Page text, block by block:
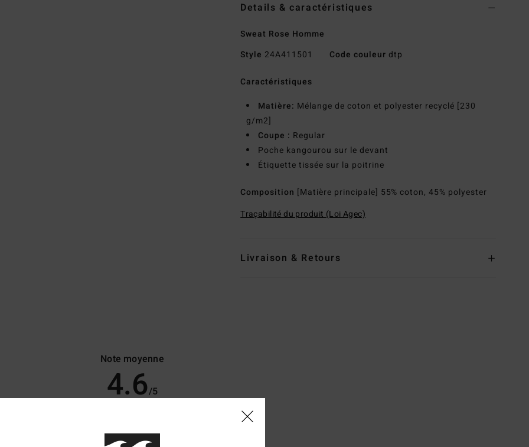
Details & caractéristiques
Sweat Rose Homme
Style 24A411501 Code couleur dtp
Caractéristiques
Matière: Mélange de coton et polyester recyclé [230
g/m2]
Coupe : Regular
Poche kangourou sur le devant
Étiquette tissée sur la poitrine
Composition [Matière principale] 55% coton, 45% polyester
Traçabilité du produit (Loi Agec)
Livraison & Retours
Note moyenne
4.6/5
86% de nos clients recommandent ce produit